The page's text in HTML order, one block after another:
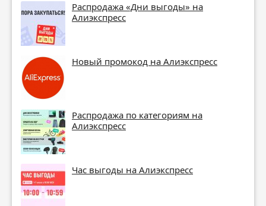
Распродажа «Дни выгоды» на
Алиэкспресс
Новый промокод на Алиэкспресс
Распродажа по категориям на
Алиэкспресс
Час выгоды на Алиэкспресс